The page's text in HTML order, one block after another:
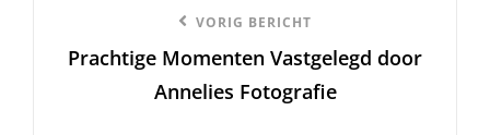
bericht
VORIG BERICHT
Prachtige Momenten Vastgelegd door
Annelies Fotografie